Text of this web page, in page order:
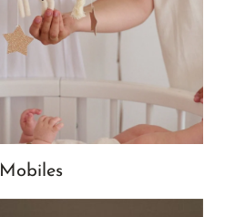
Mobiles